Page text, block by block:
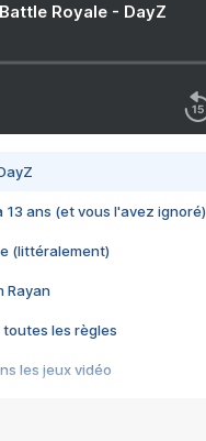
Royale - DayZ
13 ans (et vous l'avez ignoré)
(littéralement)
Rayan
toutes les règles
les jeux vidéo